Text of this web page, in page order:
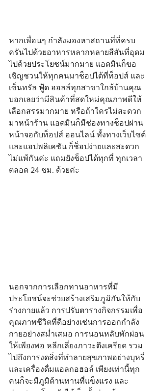
หากเพื่อนๆ กำลังมองหาสถานที่ที่ครบ
ครันไปด้วยอาหารหลากหลายสีสันที่อุดม
ไปด้วยประโยชน์มากมาย แอดมินก็ขอ
เชิญชวนให้ทุกคนมาช็อปได้ที่ท็อปส์ และ
เซ็นทรัล ฟู้ด ฮอลล์ทุกสาขาใกล้บ้านคุณ
บอกเลยว่ามีสินค้าที่สดใหม่คุณภาพดีให้
เลือกสรรมากมาย หรือถ้าใครไม่สะดวก
มาหน้าร้าน แอดมินก็มีช่องทางช็อปผ่าน
หน้าจอกับท็อปส์ ออนไลน์ ทั้งทางเว็บไซต์
และแอปพลิเคชัน ก็ช็อปง่ายและสะดวก
ไม่แพ้กันค่ะ แถมยังช็อปได้ทุกที่ ทุกเวลา
ตลอด 24 ชม. ด้วยค่ะ
นอกจากการเลือกทานอาหารที่มี
ประโยชน์จะช่วยสร้างเสริมภูมิกันให้กับ
ร่างกายแล้ว การปรับตารางกิจกรรมเพื่อ
คุณภาพชีวิตที่ดีอย่างเช่นการออกกำลัง
กายอย่างสม่ำเสมอ การนอนหลับพักผ่อน
ให้เพียงพอ หลีกเลี่ยงภาวะตึงเครียด รวม
ไปถึงการงดสิ่งที่ทำลายสุขภาพอย่างบุหรี่
และเครื่องดื่มแอลกอฮอล์ เพียงเท่านี้ทุก
คนก็จะมีภูมิต้านทานที่แข็งแรง และ